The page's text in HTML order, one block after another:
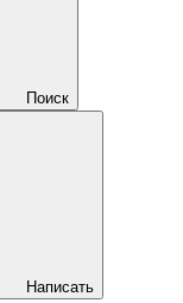
Поиск
Написать